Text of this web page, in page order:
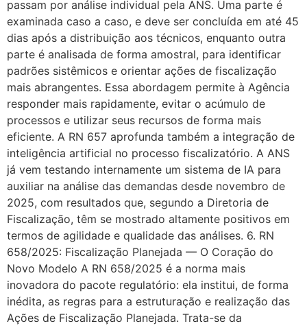
passam por análise individual pela ANS. Uma parte é
examinada caso a caso, e deve ser concluída em até 45
dias após a distribuição aos técnicos, enquanto outra
parte é analisada de forma amostral, para identificar
padrões sistêmicos e orientar ações de fiscalização
mais abrangentes. Essa abordagem permite à Agência
responder mais rapidamente, evitar o acúmulo de
processos e utilizar seus recursos de forma mais
eficiente. A RN 657 aprofunda também a integração de
inteligência artificial no processo fiscalizatório. A ANS
já vem testando internamente um sistema de IA para
auxiliar na análise das demandas desde novembro de
2025, com resultados que, segundo a Diretoria de
Fiscalização, têm se mostrado altamente positivos em
termos de agilidade e qualidade das análises. 6. RN
658/2025: Fiscalização Planejada — O Coração do
Novo Modelo A RN 658/2025 é a norma mais
inovadora do pacote regulatório: ela institui, de forma
inédita, as regras para a estruturação e realização das
Ações de Fiscalização Planejada. Trata-se da